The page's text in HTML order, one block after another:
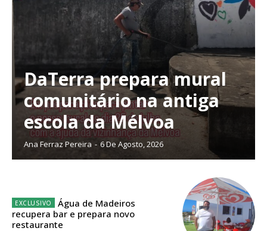
Planos de Assinatura
Faça-se assinante do Região de Cister e ajude-nos a manter este serviço
DaTerra prepara mural
comunitário na antiga
escola da Mélvoa
Ana Ferraz Pereira - 6 De Agosto, 2026
Água de Madeiros
recupera bar e prepara novo
restaurante